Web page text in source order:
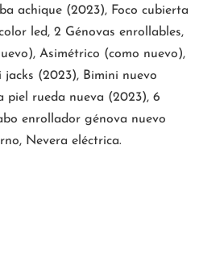
achique (2023), Foco cubierta
led, 2 Génovas enrollables,
Asimétrico (como nuevo),
jacks (2023), Bimini nuevo
piel rueda nueva (2023), 6
enrollador génova nuevo
Nevera eléctrica.